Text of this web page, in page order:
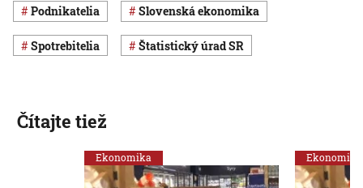
podnikatelia Slovenská ekonomika
spotrebitelia Štatistický úrad SR
Čítajte tiež
Ekonomika Ekonomika